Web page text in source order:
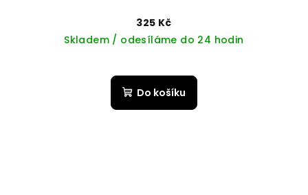
325 Kč
Skladem / odesíláme do 24 hodin
Do košíku